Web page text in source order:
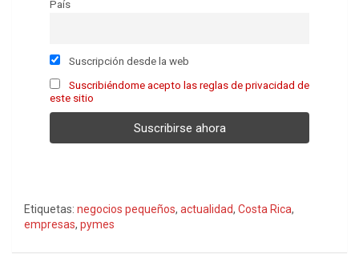
País
Suscripción desde la web
Suscribiéndome acepto las reglas de privacidad de
este sitio
Etiquetas: negocios pequeños, actualidad, Costa Rica,
empresas, pymes